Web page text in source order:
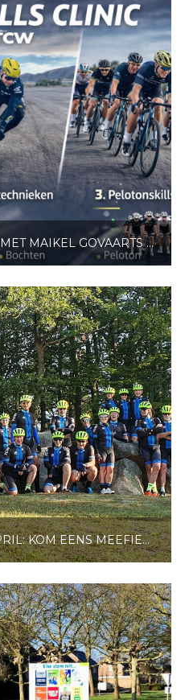
BIKESKILLS-TRAINING MET MAIKEL GOVAARTS GROOT SUCCES
INTRODUCTIERIT 26 APRIL: KOM EENS MEEFIETSEN MET TC-WAALWIJK!